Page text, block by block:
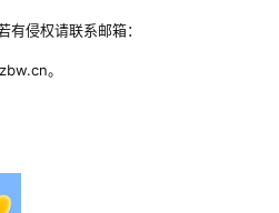
侵权请联系邮箱：
。